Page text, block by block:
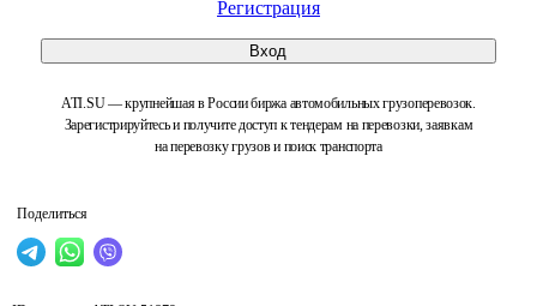
Регистрация
Вход
ATI.SU — крупнейшая в России биржа автомобильных грузоперевозок.
Зарегистрируйтесь и получите доступ к тендерам на перевозки, заявкам
на перевозку грузов и поиск транспорта
Поделиться